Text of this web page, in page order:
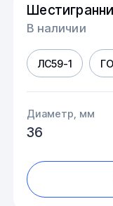
В наличии
ЛС59-1
Диаметр, мм
36